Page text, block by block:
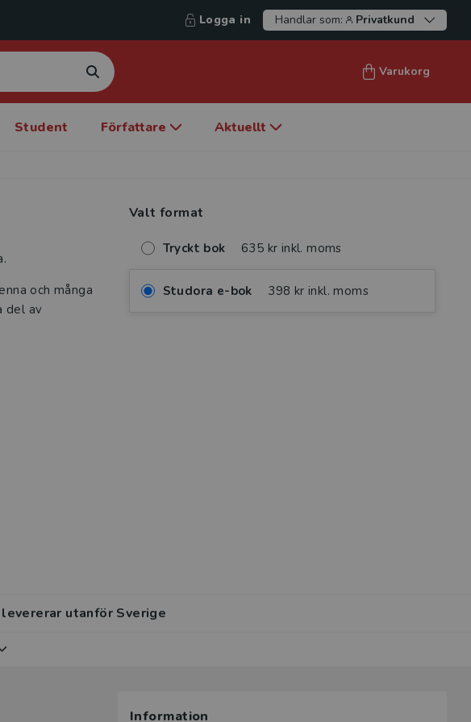
Logga in Handlar som: Privatkund
Varukorg
Student Författare Aktuellt
och många
del av
Valt format
Tryckt bok 635 kr inkl. moms
Studora e-bok 398 kr inkl. moms
utanför Sverige
Information